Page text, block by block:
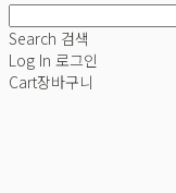
Search 검색
Log In 로그인
Cart장바구니